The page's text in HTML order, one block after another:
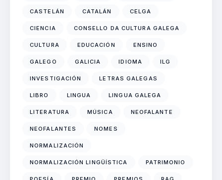
CASTELÁN CATALÁN CELGA
CIENCIA CONSELLO DA CULTURA GALEGA
CULTURA EDUCACIÓN ENSINO
GALEGO GALICIA IDIOMA ILG
INVESTIGACIÓN LETRAS GALEGAS
LIBRO LINGUA LINGUA GALEGA
LITERATURA MÚSICA NEOFALANTE
NEOFALANTES NOMES
NORMALIZACIÓN
NORMALIZACIÓN LINGÜÍSTICA PATRIMONIO